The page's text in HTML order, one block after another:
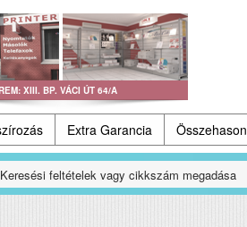
XIII. BP. VÁCI ÚT 64/A
Extra Garancia